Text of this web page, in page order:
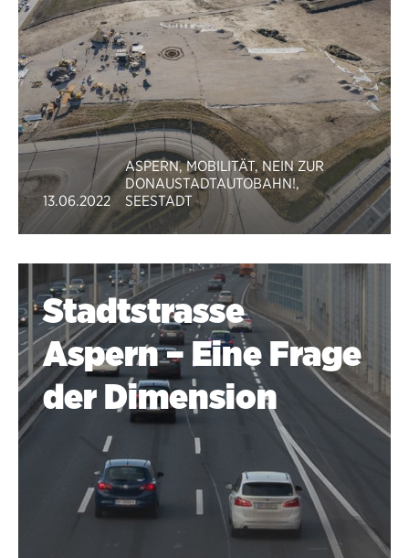
13.06.2022
ASPERN,MOBILITÄT,NEIN ZUR
DONAUSTADTAUTOBAHN!,
SEESTADT
Stadtstrasse
Aspern – Eine Frage
der Dimension